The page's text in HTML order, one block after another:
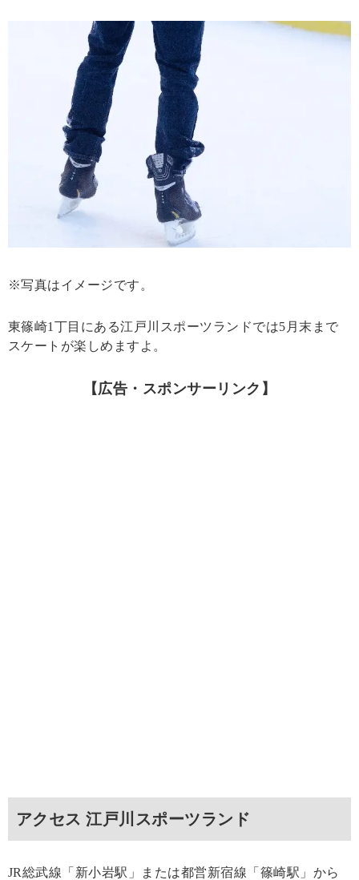
※写真はイメージです。
東篠崎1丁目にある江戸川スポーツランドでは5月末まで
スケートが楽しめますよ。
【広告・スポンサーリンク】
アクセス 江戸川スポーツランド
JR総武線「新小岩駅」または都営新宿線「篠崎駅」から